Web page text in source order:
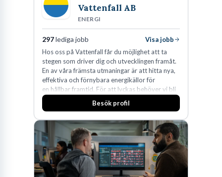
Vattenfall AB
ENERGI
297lediga jobb
Visa jobb
Hos oss på Vattenfall får du möjlighet att ta
stegen som driver dig och utvecklingen framåt.
En av våra främsta utmaningar är att hitta nya,
effektiva och förnybara energikällor för
en hållbar framtid. För att lyckas behöver vi bli
fler medarbetare som vill göra skillnad.
Besök profil